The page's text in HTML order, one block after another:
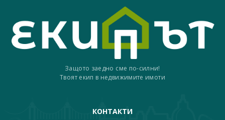
Защото заедно сме по-силни!
Твоят екип в недвижимите имоти
КОНТАКТИ